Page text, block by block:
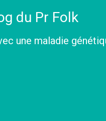
du Pr Folk
une maladie